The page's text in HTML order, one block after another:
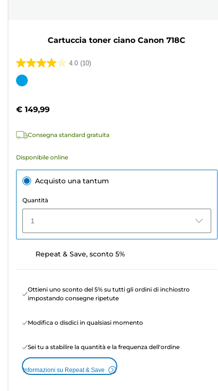
Cartuccia toner ciano Canon 718C
4.0 (10)
4.0
su
10
Cartuccia
€ 149,99
Consegna standard gratuita
Disponibile online
Acquisto una tantum
Quantità
1
Repeat & Save, sconto 5%
Ottieni uno sconto del 5% su tutti gli ordini di inchiostro
impostando consegne ripetute
Modifica o disdici in qualsiasi momento
Sei tu a stabilire la quantità e la frequenza dell'ordine
Informazioni su Repeat & Save